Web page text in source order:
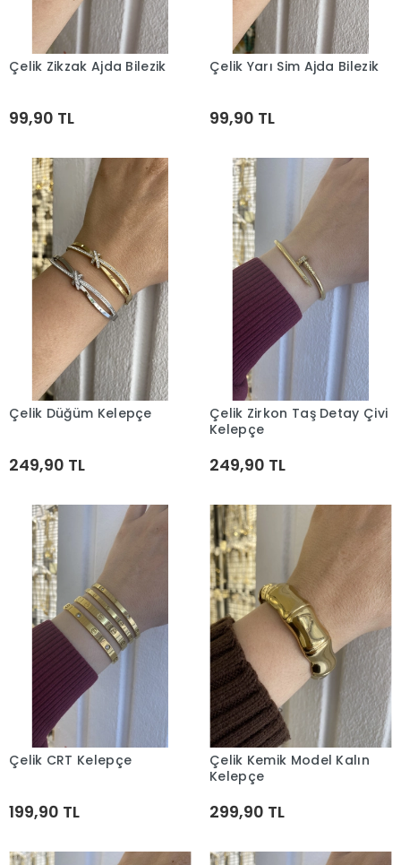
Sepete Ekle
Çelik Zikzak Ajda Bilezik
99,90 TL
Sepete Ekle
Çelik Yarı Sim Ajda Bilezik
99,90 TL
Sepete Ekle
Çelik Düğüm Kelepçe
249,90 TL
Sepete Ekle
Çelik Zirkon Taş Detay Çivi
Kelepçe
249,90 TL
Sepete Ekle
Çelik CRT Kelepçe
199,90 TL
Sepete Ekle
Çelik Kemik Model Kalın
Kelepçe
299,90 TL